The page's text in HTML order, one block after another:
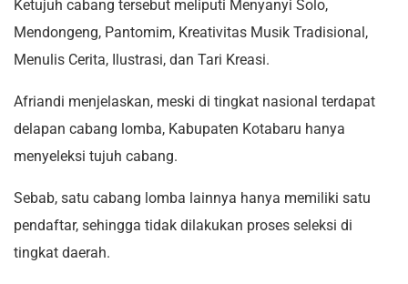
Ketujuh cabang tersebut meliputi Menyanyi Solo,
Mendongeng, Pantomim, Kreativitas Musik Tradisional,
Menulis Cerita, Ilustrasi, dan Tari Kreasi.
Afriandi menjelaskan, meski di tingkat nasional terdapat
delapan cabang lomba, Kabupaten Kotabaru hanya
menyeleksi tujuh cabang.
Sebab, satu cabang lomba lainnya hanya memiliki satu
pendaftar, sehingga tidak dilakukan proses seleksi di
tingkat daerah.